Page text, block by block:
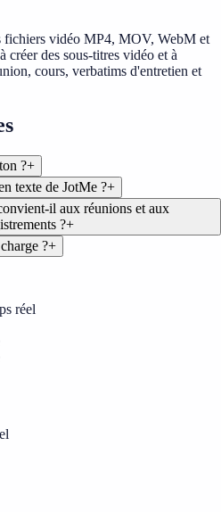
fichiers vidéo MP4, MOV, WebM et
créer des sous-titres vidéo et à
cours, verbatims d'entretien et
?+
texte de JotMe ?+
il aux réunions et aux
?+
?+
réel